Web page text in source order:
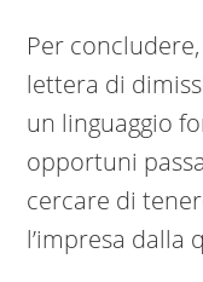
Per
lettera di
un linguaggio
opportuni
cercare di
l’impresa dalla